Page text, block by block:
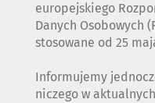
europejskiego
Danych Osobowych
stosowane od 25
Informujemy
niczego w